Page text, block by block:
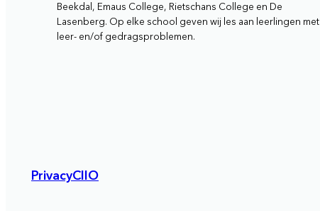
Beekdal, Emaus College, Rietschans College en De
Lasenberg. Op elke school geven wij les aan leerlingen met
leer- en/of gedragsproblemen.
PrivacyCIIO